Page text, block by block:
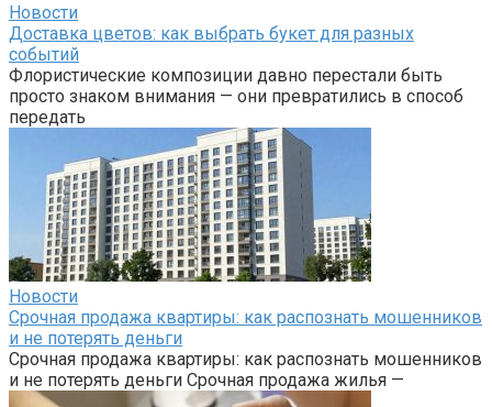
Новости
Доставка цветов: как выбрать букет для разных
событий
Флористические композиции давно перестали быть
просто знаком внимания — они превратились в способ
передать
Новости
Срочная продажа квартиры: как распознать мошенников
и не потерять деньги
Срочная продажа квартиры: как распознать мошенников
и не потерять деньги Срочная продажа жилья —